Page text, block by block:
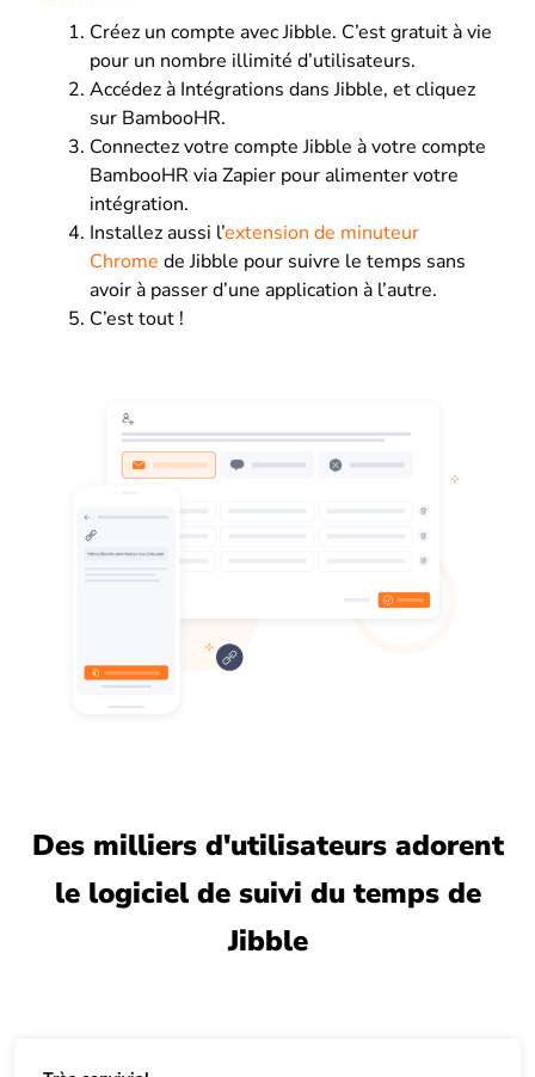
Créez un compte avec Jibble. C’est gratuit à vie
pour un nombre illimité d’utilisateurs.
Accédez à Intégrations dans Jibble, et cliquez
sur BambooHR.
Connectez votre compte Jibble à votre compte
BambooHR via Zapier pour alimenter votre
intégration.
Installez aussi l’extension de minuteur
Chrome de Jibble pour suivre le temps sans
avoir à passer d’une application à l’autre.
C’est tout !
Des milliers d'utilisateurs adorent
le logiciel de suivi du temps de
Jibble